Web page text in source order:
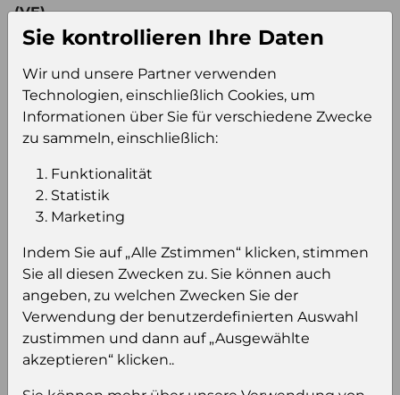
(VE)
Verkaufseinheit
100
Konsumeinheit Fl
Stückzahl pro
600
Einloggen um den Preis zu
Sie müssen eingeloggt sein, um Preise zu
sehen und/oder dieses Produkt zu kaufen.
Einloggen Anmeldung für B2B Konto
Sie kontrollieren Ihre Daten
Wir und unsere Partner verwenden
Technologien, einschließlich Cookies, um
Informationen über Sie für verschiedene Zwecke
zu sammeln, einschließlich:
Funktionalität
Statistik
Marketing
Indem Sie auf „Alle Zstimmen“ klicken, stimmen
Sie all diesen Zwecken zu. Sie können auch
angeben, zu welchen Zwecken Sie der
Verwendung der benutzerdefinierten Auswahl
zustimmen und dann auf „Ausgewählte
akzeptieren“ klicken..